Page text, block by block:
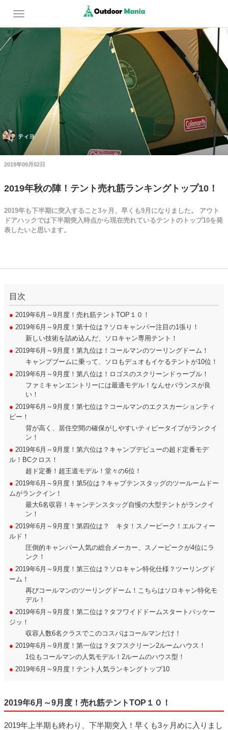
ティヨ
2019年09月02日
2019年秋の陣！テント売れ筋ランキングトップ10！
2019年も下半期に突入すること3ヶ月、早くも9月になりました。 アウト
ドアハックでは下半期突入時点から現在売れているテントのトップ10を発
表したいと思います。
目次
● 2019年6月～9月度！売れ筋テントTOP１０！
● 2019年6月～9月度！第十位は？ソロキャンパー注目の1張り！
新しい技術を詰め込んだ、ソロキャン専用テント！
● 2019年6月～9月度！第九位は！コールマンのツーリングドーム！
キャンプブームに乗って、ソロもデュオもイケるテントが10位！
● 2019年6月～9月度！第八位は！ロゴスのスクリーンドゥーブル！
ファミキャンエントリーには最適モデル！なんせバランスが良
い！
● 2019年6月～9月度！第七位は？コールマンのエクスカーションティ
ピー！
背が高く、居住空間の確保がしやすいティピータイプがランクイ
ン！
● 2019年6月～9月度！第六位は？キャンプデビューの超ド定番モデ
ル！BCクロス！
超ド定番！超王道モデル！堂々の6位！
● 2019年6月～9月度！第5位は？キャプテンスタッグのツールームドー
ムがランクイン！
最大6名収容！キャンテンスタッグ自慢の大型テントがランクイ
ン！
● 2019年6月～9月度！第四位は？ キタ！スノーピーク！エルフィー
ルド！
圧倒的キャンパー人気の総合メーカー、スノーピークが4位にラ
ンク！
● 2019年6月～9月度！第三位は？ソロキャン特化仕様？ツーリングド
ーム！
再びコールマンのツーリングドーム！こちらはソロキャン特化モ
デル！
● 2019年6月～9月度！第二位は？タフワイドドームスタートパッケー
ジッ！
収容人数6名クラスでこのコスパはコールマンだけ！
● 2019年6月～9月度！第一位は？タフスクリーン2ルームハウス！
1位もコールマンの人気モデル！2ルームのハウス型！
● 2019年6月～9月度！テント人気ランキングトップ10
2019年6月～9月度！売れ筋テントTOP１０！
2019年上半期も終わり、下半期突入！早くも3ヶ月めに入りまし